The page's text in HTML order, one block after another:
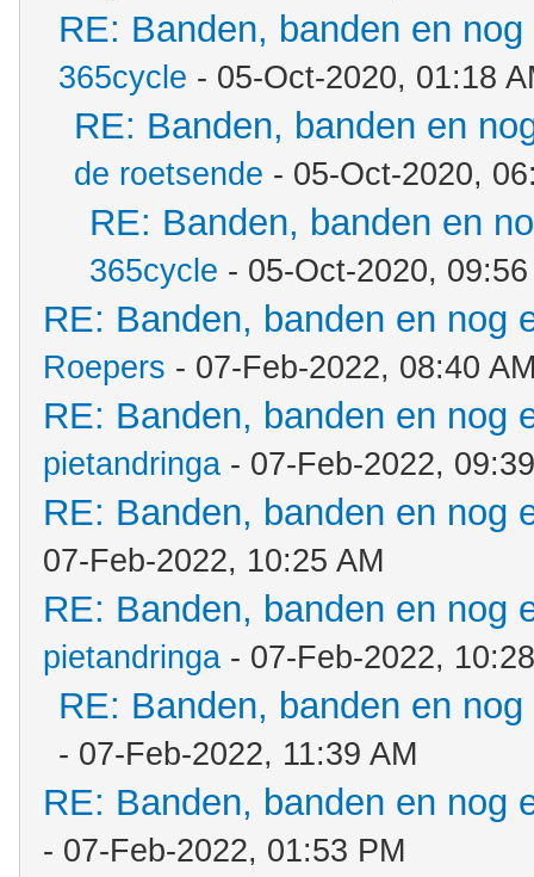
RE: Banden, banden en
365cycle - 05-Oct-2020, 01:18
RE: Banden, banden en
de roetsende - 05-Oct-2020,
RE: Banden, banden en
365cycle - 05-Oct-2020,
RE: Banden, banden en nog
Roepers - 07-Feb-2022, 08:40
RE: Banden, banden en nog
pietandringa - 07-Feb-2022,
RE: Banden, banden en nog
07-Feb-2022, 10:25 AM
RE: Banden, banden en nog
pietandringa - 07-Feb-2022,
RE: Banden, banden en
- 07-Feb-2022, 11:39 AM
RE: Banden, banden en nog
- 07-Feb-2022, 01:53 PM